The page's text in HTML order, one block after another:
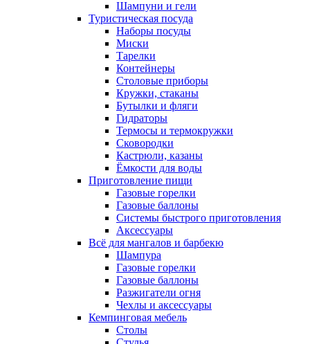
Шампуни и гели
Туристическая посуда
Наборы посуды
Миски
Тарелки
Контейнеры
Столовые приборы
Кружки, стаканы
Бутылки и фляги
Гидраторы
Термосы и термокружки
Сковородки
Кастрюли, казаны
Ёмкости для воды
Приготовление пищи
Газовые горелки
Газовые баллоны
Системы быстрого приготовления
Аксессуары
Всё для мангалов и барбекю
Шампура
Газовые горелки
Газовые баллоны
Разжигатели огня
Чехлы и аксессуары
Кемпинговая мебель
Столы